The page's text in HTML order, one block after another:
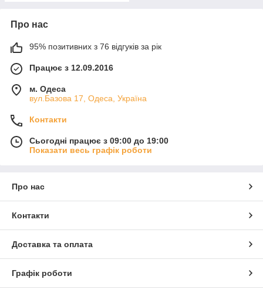
Про нас
95% позитивних з 76 відгуків за рік
Працює з 12.09.2016
м. Одеса
вул.Базова 17, Одеса, Україна
Контакти
Сьогодні працює з 09:00 до 19:00
Показати весь графік роботи
Про нас
Контакти
Доставка та оплата
Графік роботи